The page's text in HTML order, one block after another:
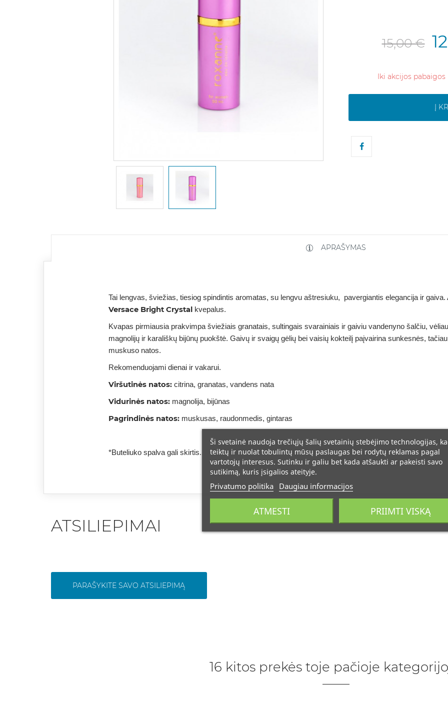
15,00 €
Iki akcijos
Į
APRAŠYMAS
Tai lengvas, šviežias, tiesiog spindintis aromatas, su lengvu aštresiuku, pavergiantis elegancija ir
Versace Bright Crystal kvepalus.
Kvapas pirmiausia prakvimpa šviežiais granatais, sultingais svarainiais ir gaiviu vandenyno šalčiu,
magnolijų ir karališkų bijūnų puokštė. Gaivų ir svaigų gėlių bei vaisių kokteilį paįvairina sunkesnės,
muskuso natos.
Rekomenduojami dienai ir vakarui.
Viršutinės natos: citrina, granatas, vandens nata
Vidurinės natos: magnolija, bijūnas
Pagrindinės natos: muskusas, raudonmedis, gintaras
*Buteliuko spalva gali skirtis.
ATSILIEPIMAI
PARAŠYKITE SAVO ATSILIEPIMĄ
16 kitos prekės toje pačioje
Ši svetainė naudoja trečiųjų šalių svetainių stebėjimo technologijas,
teiktų ir nuolat tobulintų mūsų paslaugas bei rodytų reklamas pagal
vartotojų interesus. Sutinku ir galiu bet kada atšaukti ar pakeisti savo
sutikimą, kuris įsigalios ateityje.
Privatumo politika Daugiau informacijos
ATMESTI PRIIMTI VISKĄ